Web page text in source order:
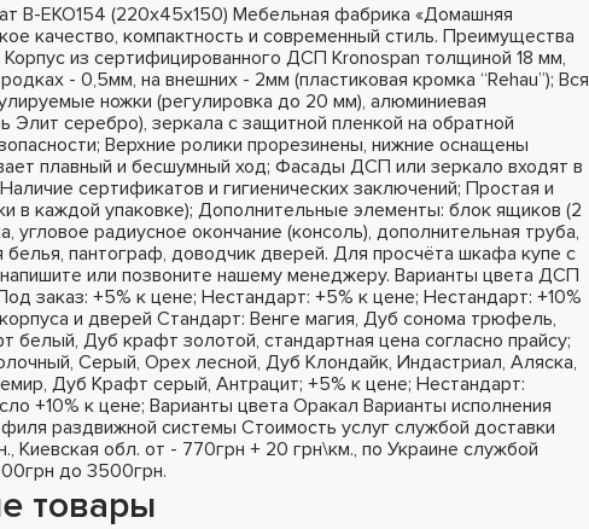
В-ЕКО154 (220х45х150) Мебельная фабрика «Домашняя
качество, компактность и современный стиль. Преимущества
из сертифицированного ДСП Kronospan толщиной 18 мм,
- 0,5мм, на внешних - 2мм (пластиковая кромка “Rehau”); Вся
ножки (регулировка до 20 мм), алюминиевая
Элит серебро), зеркала с защитной пленкой на обратной
Верхние ролики прорезинены, нижние оснащены
плавный и бесшумный ход; Фасады ДСП или зеркало входят в
сертификатов и гигиенических заключений; Простая и
в каждой упаковке); Дополнительные элементы: блок ящиков (2
угловое радиусное окончание (консоль), дополнительная труба,
белья, пантограф, доводчик дверей. Для просчёта шкафа купе с
или позвоните нашему менеджеру. Варианты цвета ДСП
заказ: +5% к цене; Нестандарт: +5% к цене; Нестандарт: +10%
и дверей Стандарт: Венге магия, Дуб сонома трюфель,
Дуб крафт золотой, стандартная цена согласно прайсу;
Серый, Орех лесной, Дуб Клондайк, Индастриал, Аляска,
Дуб Крафт серый, Антрацит; +5% к цене; Нестандарт:
+10% к цене; Варианты цвета Оракал Варианты исполнения
раздвижной системы Стоимость услуг службой доставки
Киевская обл. от - 770грн + 20 грн\км., по Украине службой
до 3500грн.
товары